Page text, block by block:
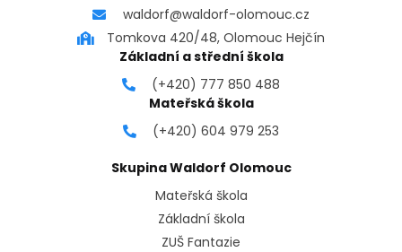
waldorf@waldorf-olomouc.cz
Tomkova 420/48, Olomouc Hejčín
Základní a střední škola
(+420) 777 850 488
Mateřská škola
(+420) 604 979 253
Skupina Waldorf Olomouc
Mateřská škola
Základní škola
ZUŠ Fantazie